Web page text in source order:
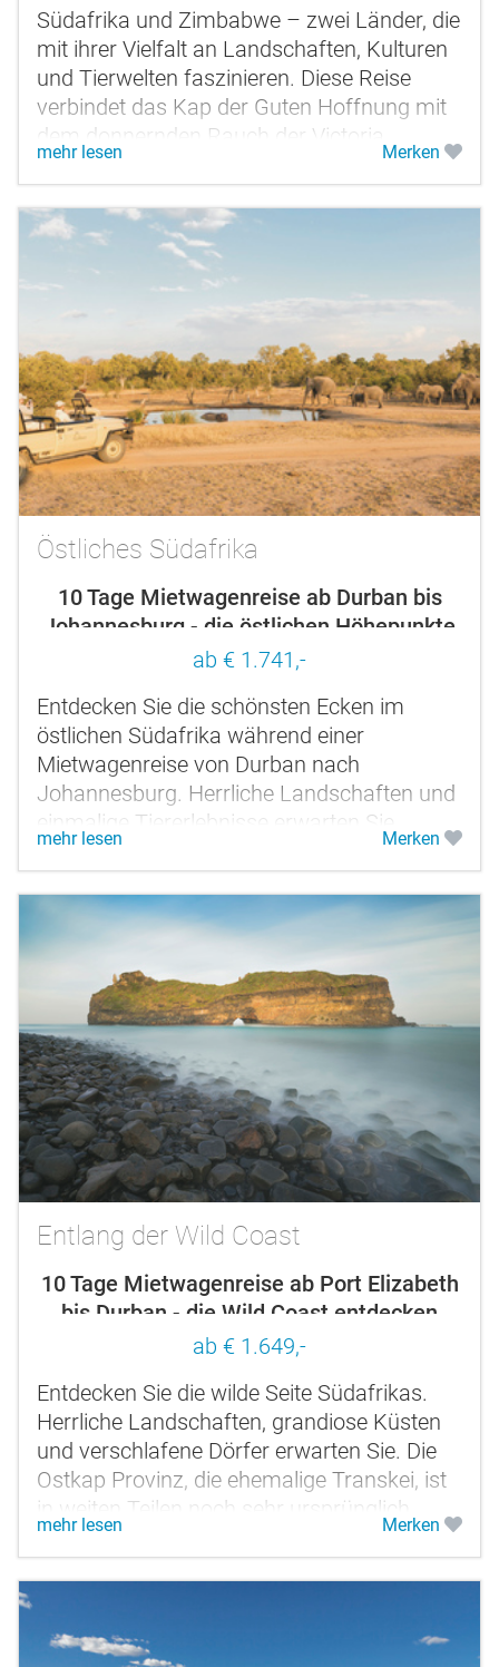
Südafrika und Zimbabwe – zwei Länder, die
mit ihrer Vielfalt an Landschaften, Kulturen
und Tierwelten faszinieren. Diese Reise
verbindet das Kap der Guten Hoffnung mit
dem donnernden Rauch der Victoria
Wasserfälle und den unberührten...
mehr lesen Merken
Östliches Südafrika
10 Tage Mietwagenreise ab Durban bis
Johannesburg - die östlichen Höhepunkte
erleben
ab € 1.741,-
Entdecken Sie die schönsten Ecken im
östlichen Südafrika während einer
Mietwagenreise von Durban nach
Johannesburg. Herrliche Landschaften und
einmalige Tiererlebnisse erwarten Sie.
Damit Sie nicht jeden Tag nur im Auto
sitzen, haben...
mehr lesen Merken
Entlang der Wild Coast
10 Tage Mietwagenreise ab Port Elizabeth
bis Durban - die Wild Coast entdecken
ab € 1.649,-
Entdecken Sie die wilde Seite Südafrikas.
Herrliche Landschaften, grandiose Küsten
und verschlafene Dörfer erwarten Sie. Die
Ostkap Provinz, die ehemalige Transkei, ist
in weiten Teilen noch sehr ursprünglich,
wenig bereist und etwas...
mehr lesen Merken